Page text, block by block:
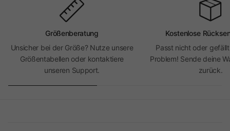
Größenberatung
Unsicher bei der Größe? Nutze unsere
Größentabellen oder kontaktiere
unseren Support.
Kostenlose
Passt nicht oder
Problem! Sende deine
zurück.